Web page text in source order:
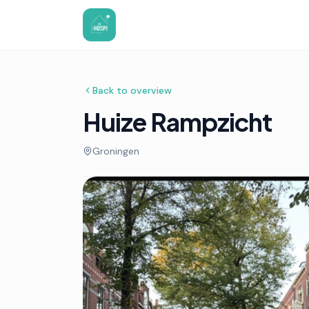
Back to overview
Huize Rampzicht
Groningen